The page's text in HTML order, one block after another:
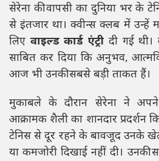
सेरेना की वापसी का दुनिया भर के
से इंतजार था। क्वीन्स क्लब में उन्हें
लिए वाइल्ड कार्ड एंट्री दी गई थी।
साबित कर दिया कि अनुभव,
आज भी उनकी सबसे बड़ी ताकत हैं।
मुकाबले के दौरान सेरेना ने
आक्रामक शैली का शानदार
टेनिस से दूर रहने के बावजूद उनके
या कमजोरी दिखाई नहीं दी। उनकी